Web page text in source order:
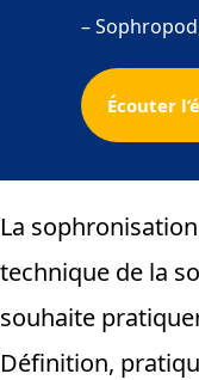
–
Écouter
La
technique de la
souhaite
Définition,